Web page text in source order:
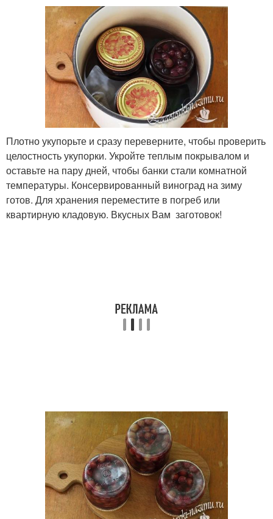
Плотно укупорьте и сразу переверните, чтобы проверить
целостность укупорки. Укройте теплым покрывалом и
оставьте на пару дней, чтобы банки стали комнатной
температуры. Консервированный виноград на зиму
готов. Для хранения переместите в погреб или
квартирную кладовую. Вкусных Вам заготовок!